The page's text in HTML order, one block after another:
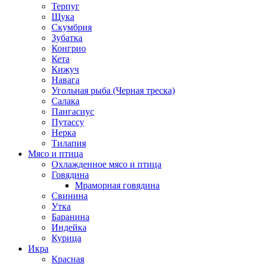
Терпуг
Щука
Скумбрия
Зубатка
Конгрио
Кета
Кижуч
Навага
Угольная рыба (Черная треска)
Салака
Пангасиус
Путассу
Нерка
Тилапия
Мясо и птица
Охлажденное мясо и птица
Говядина
Мраморная говядина
Свинина
Утка
Баранина
Индейка
Курица
Икра
Красная